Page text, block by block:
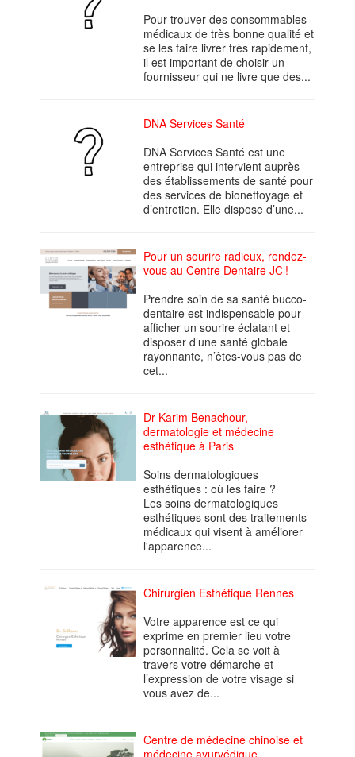
Pour trouver des consommables
médicaux de très bonne qualité et
se les faire livrer très rapidement,
il est important de choisir un
fournisseur qui ne livre que des...
DNA Services Santé
DNA Services Santé est une
entreprise qui intervient auprès
des établissements de santé pour
des services de bionettoyage et
d’entretien. Elle dispose d’une...
Pour un sourire radieux, rendez-
vous au Centre Dentaire JC !
Prendre soin de sa santé bucco-
dentaire est indispensable pour
afficher un sourire éclatant et
disposer d’une santé globale
rayonnante, n’êtes-vous pas de
cet...
Dr Karim Benachour,
dermatologie et médecine
esthétique à Paris
Soins dermatologiques
esthétiques : où les faire ?
Les soins dermatologiques
esthétiques sont des traitements
médicaux qui visent à améliorer
l'apparence...
Chirurgien Esthétique Rennes
Votre apparence est ce qui
exprime en premier lieu votre
personnalité. Cela se voit à
travers votre démarche et
l’expression de votre visage si
vous avez de...
Centre de médecine chinoise et